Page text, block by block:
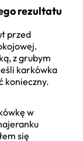
rezultatu
przed
z grubym
karkówka
konieczny.
w
się